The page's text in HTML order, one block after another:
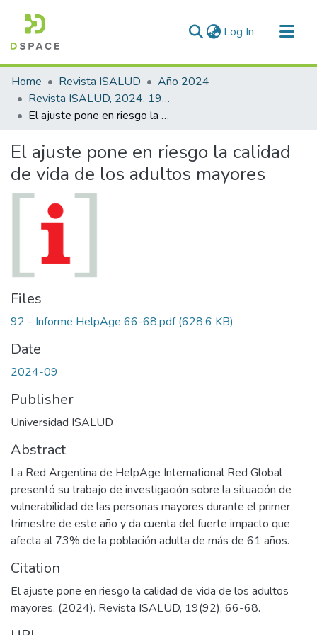
Log In (current)
Communities & Collections
All of DSpace
Statistics
Home Revista ISALUD
Año 2024
Revista ISALUD, 2024, 19(92)
El ajuste pone en riesgo la calidad de vida de los adultos mayores
El ajuste pone en riesgo la calidad
de vida de los adultos mayores
Files
92 - Informe HelpAge 66-68.pdf(628.6 KB)
Date
2024-09
Publisher
Universidad ISALUD
Abstract
La Red Argentina de HelpAge International Red Global
presentó su trabajo de investigación sobre la situación de
vulnerabilidad de las personas mayores durante el primer
trimestre de este año y da cuenta del fuerte impacto que
afecta al 73% de la población adulta de más de 61 años.
Citation
El ajuste pone en riesgo la calidad de vida de los adultos
mayores. (2024). Revista ISALUD, 19(92), 66-68.